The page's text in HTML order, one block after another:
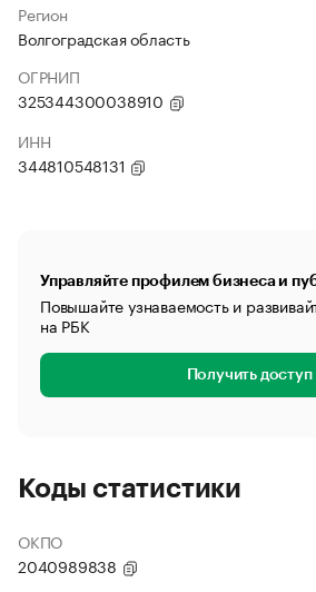
Регион
Волгоградская область
ОГРНИП
325344300038910
ИНН
344810548131
Управляйте профилем бизнеса и
Повышайте узнаваемость и
на РБК
Получить доступ
Коды статистики
ОКПО
2040989838